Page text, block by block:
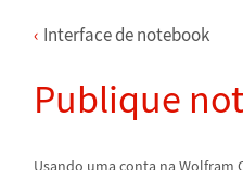
Interface de notebook
Publique
Usando uma conta na Wolfram